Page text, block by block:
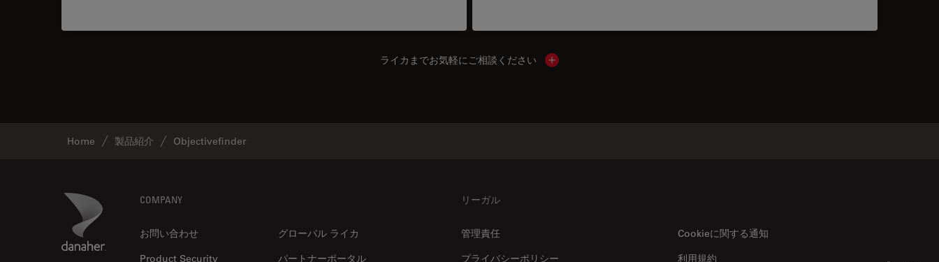
ライカまでお気軽にご相談ください Show local contacts
Home 製品紹介 Objectivefinder
Danaher Logo COMPANY
お問い合わせ
グローバル ライカ
Product Security
パートナーポータル
リーガル
管理責任
Cookieに関する通知
プライバシーポリシー
利用規約